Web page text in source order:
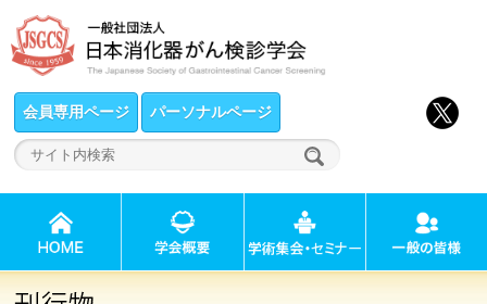
会員専用ページ パーソナルページ